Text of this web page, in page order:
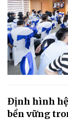
Định hình
bền vững